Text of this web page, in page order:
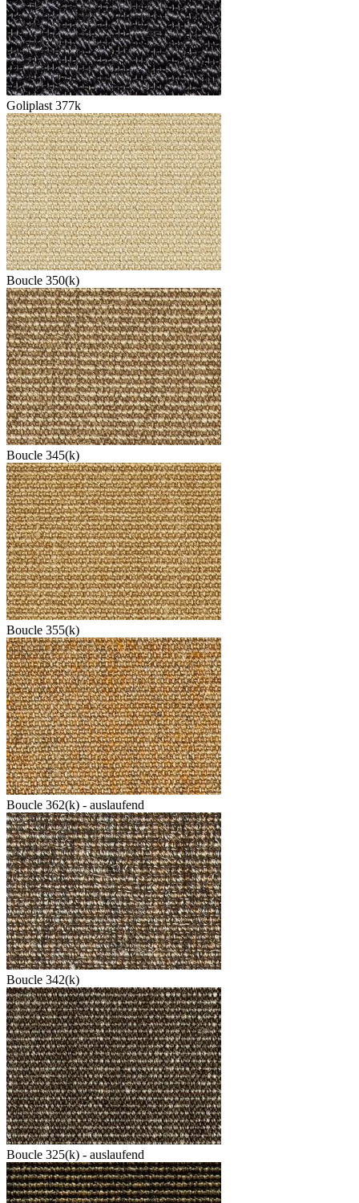
Goliplast 377k
Boucle 350(k)
Boucle 345(k)
Boucle 355(k)
Boucle 362(k) - auslaufend
Boucle 342(k)
Boucle 325(k) - auslaufend